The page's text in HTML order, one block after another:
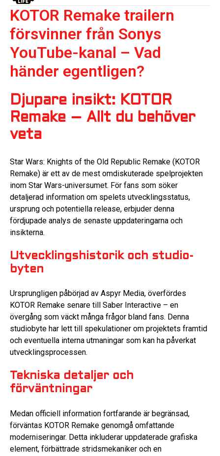
KOTOR Remake trailern
försvinner från Sonys
YouTube-kanal – Vad
händer egentligen?
Djupare insikt: KOTOR
Remake – Allt du behöver
veta
Star Wars: Knights of the Old Republic Remake (KOTOR
Remake) är ett av de mest omdiskuterade spelprojekten
inom Star Wars-universumet. För fans som söker
detaljerad information om spelets utvecklingsstatus,
ursprung och potentiella release, erbjuder denna
fördjupade analys de senaste uppdateringarna och
insikterna.
Utvecklingshistorik och studio-
byten
Ursprungligen påbörjad av Aspyr Media, överfördes
KOTOR Remake senare till Saber Interactive – en
övergång som väckt många frågor bland fans. Denna
studiobyte har lett till spekulationer om projektets framtid
och eventuella interna utmaningar som kan ha påverkat
utvecklingsprocessen.
Tekniska detaljer och
förväntningar
Medan officiell information fortfarande är begränsad,
förväntas KOTOR Remake genomgå omfattande
moderniseringar. Detta inkluderar uppdaterade grafiska
element, förbättrade stridsmekaniker och en